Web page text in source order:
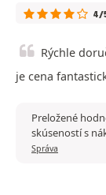
4/
Rýchle
je cena
Preložené
skúseností s
Správa